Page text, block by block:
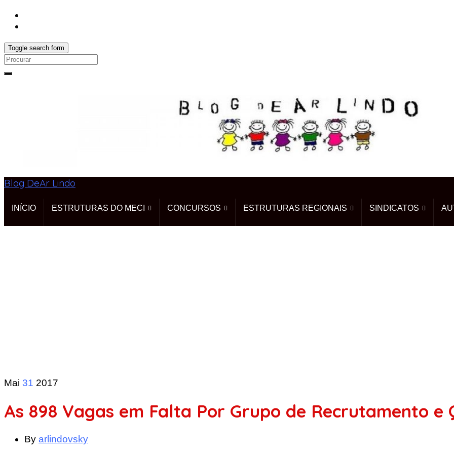
Toggle search form
Search
Blog DeAr Lindo
INÍCIO ESTRUTURAS DO MECI CONCURSOS ESTRUTURAS REGIONAIS SINDICATOS
Mai 31 2017
As 898 Vagas em Falta Por Grupo de Recrutamento e
By arlindovsky